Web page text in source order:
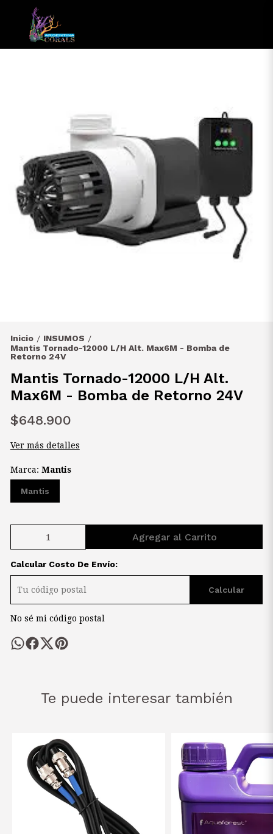
Inicio / INSUMOS /
Mantis Tornado-12000 L/H Alt. Max6M - Bomba de
Retorno 24V
Mantis Tornado-12000 L/H Alt.
Max6M - Bomba de Retorno 24V
$648.900
Ver más detalles
Marca: Mantis
Mantis
Agregar al Carrito
Calcular Costo De Envío:
Calcular
No sé mi código postal
Te puede interesar también